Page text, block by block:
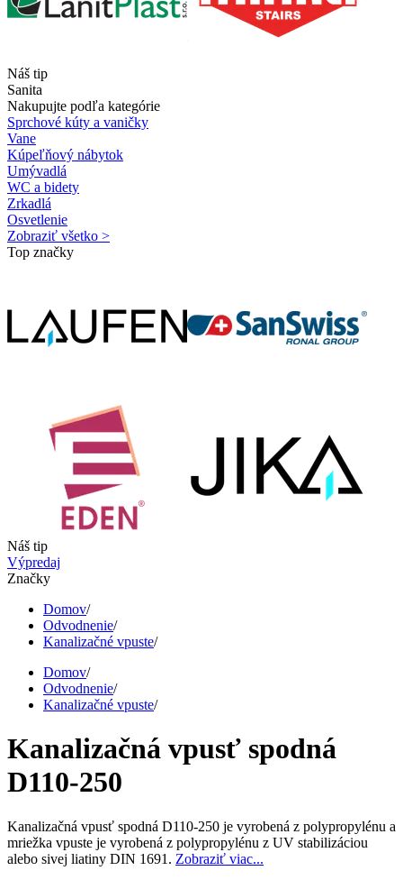
Náš tip
Sanita
Nakupujte podľa kategórie
Sprchové kúty a vaničky
Vane
Kúpeľňový nábytok
Umývadlá
WC a bidety
Zrkadlá
Osvetlenie
Zobraziť všetko >
Top značky
Náš tip
Výpredaj
Značky
Domov/
Odvodnenie/
Kanalizačné vpuste/
Domov/
Odvodnenie/
Kanalizačné vpuste/
Kanalizačná vpusť spodná
D110-250
Kanalizačná vpusť spodná D110-250 je vyrobená z polypropylénu a
mriežka vpuste je vyrobená z polypropylénu z UV stabilizáciou
alebo sivej liatiny DIN 1691. Zobraziť viac...